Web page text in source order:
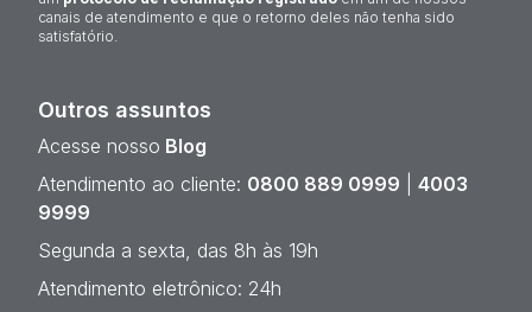
canais de atendimento e que o retorno deles não tenha sido
satisfatório.
Outros assuntos
Acesse nosso Blog
Atendimento ao cliente: 0800 889 0999
4003
9999
Segunda a sexta, das 8h às 19h
Atendimento eletrônico: 24h